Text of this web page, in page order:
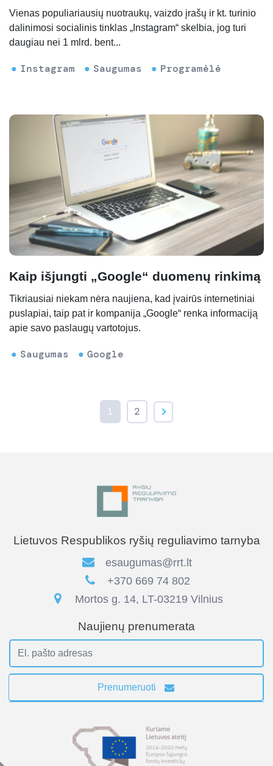
Vienas populiariausių nuotraukų, vaizdo įrašų ir kt. turinio
dalinimosi socialinis tinklas „Instagram“ skelbia, jog turi
daugiau nei 1 mlrd. bent...
Instagram Saugumas Programėlė
Kaip išjungti „Google“ duomenų rinkimą
Tikriausiai niekam nėra naujiena, kad įvairūs internetiniai
puslapiai, taip pat ir kompanija „Google“ renka informaciją
apie savo paslaugų vartotojus.
Saugumas Google
1 2
Lietuvos Respublikos ryšių reguliavimo tarnyba
esaugumas@rrt.lt
+370 669 74 802
Mortos g. 14, LT-03219 Vilnius
Naujienų prenumerata
Prenumeruoti